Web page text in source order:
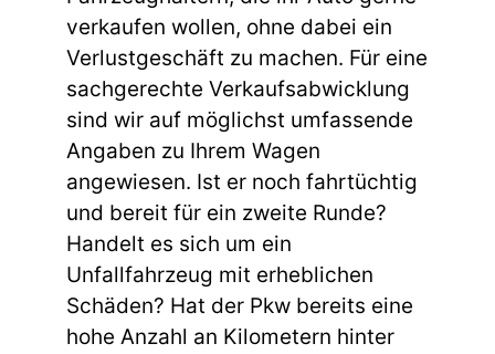
verkaufen wollen, ohne dabei ein
Verlustgeschäft zu machen. Für eine
sachgerechte Verkaufsabwicklung
sind wir auf möglichst umfassende
Angaben zu Ihrem Wagen
angewiesen. Ist er noch fahrtüchtig
und bereit für ein zweite Runde?
Handelt es sich um ein
Unfallfahrzeug mit erheblichen
Schäden? Hat der Pkw bereits eine
hohe Anzahl an Kilometern hinter